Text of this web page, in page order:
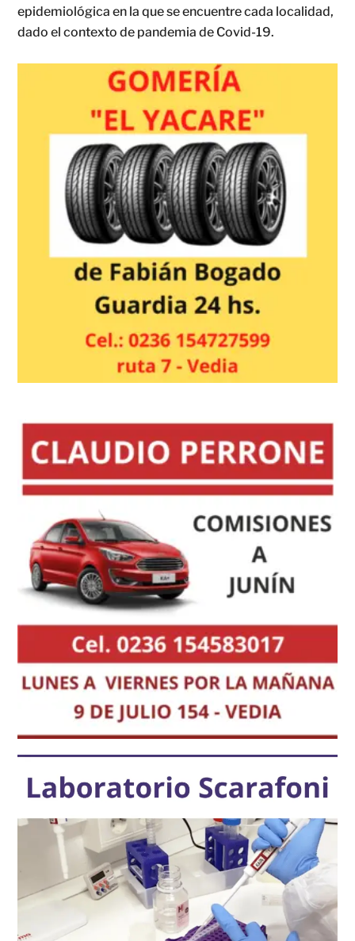
epidemiológica en la que se encuentre cada localidad,
dado el contexto de pandemia de Covid-19.